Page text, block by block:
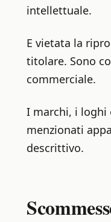
intellettuale.
E vietata la
titolare. Sono
commerciale.
I marchi, i loghi
menzionati
descrittivo.